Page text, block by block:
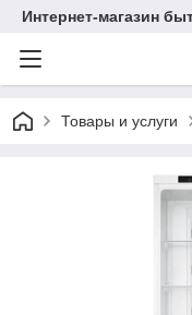
Интернет-магазин
Товары и услуги